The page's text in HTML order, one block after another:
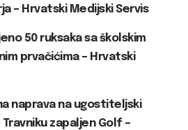
– Hrvatski Medijski Servis
50 ruksaka sa školskim
prvačićima – Hrvatski
naprava na ugostiteljski
zapaljen Golf –